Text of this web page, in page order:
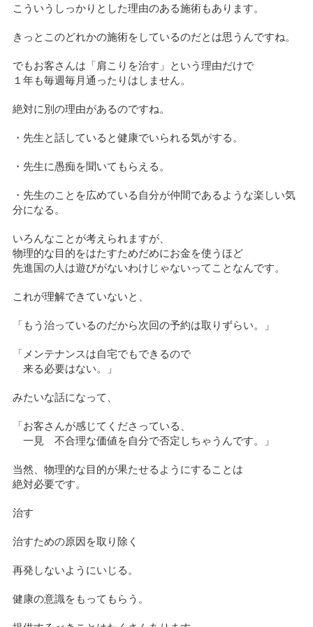
こういうしっかりとした理由のある施術もあります。
きっとこのどれかの施術をしているのだとは思うんですね。
でもお客さんは「肩こりを治す」という理由だけで
１年も毎週毎月通ったりはしません。
絶対に別の理由があるのですね。
・先生と話していると健康でいられる気がする。
・先生に愚痴を聞いてもらえる。
・先生のことを広めている自分が仲間であるような楽しい気
分になる。
いろんなことが考えられますが、
物理的な目的をはたすためだめにお金を使うほど
先進国の人は遊びがないわけじゃないってことなんです。
これが理解できていないと、
「もう治っているのだから次回の予約は取りずらい。」
「メンテナンスは自宅でもできるので
来る必要はない。」
みたいな話になって、
「お客さんが感じてくださっている、
一見 不合理な価値を自分で否定しちゃうんです。」
当然、物理的な目的が果たせるようにすることは
絶対必要です。
治す
治すための原因を取り除く
再発しないようにいじる。
健康の意識をもってもらう。